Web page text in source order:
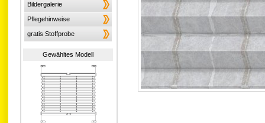
Bildergalerie
Pflegehinweise
gratis Stoffprobe
Gewähltes Modell